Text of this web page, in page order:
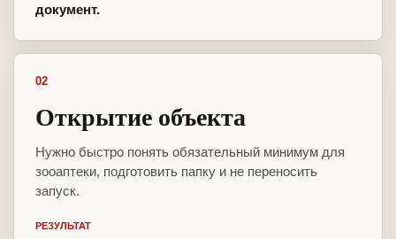
документ.
02
Открытие объекта
Нужно быстро понять обязательный минимум для
зооаптеки, подготовить папку и не переносить
запуск.
РЕЗУЛЬТАТ